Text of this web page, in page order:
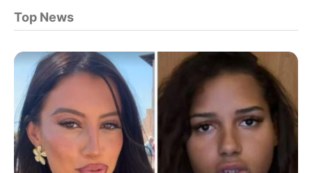
Top News